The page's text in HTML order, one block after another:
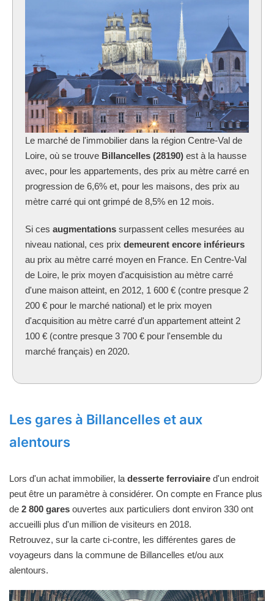
Le marché de l'immobilier dans la région Centre-Val de
Loire, où se trouve Billancelles (28190) est à la hausse
avec, pour les appartements, des prix au mètre carré en
progression de 6,6% et, pour les maisons, des prix au
mètre carré qui ont grimpé de 8,5% en 12 mois.
Si ces augmentations surpassent celles mesurées au
niveau national, ces prix demeurent encore inférieurs
au prix au mètre carré moyen en France. En Centre-Val
de Loire, le prix moyen d'acquisistion au mètre carré
d'une maison atteint, en 2012, 1 600 € (contre presque 2
200 € pour le marché national) et le prix moyen
d'acquisition au mètre carré d'un appartement atteint 2
100 € (contre presque 3 700 € pour l'ensemble du
marché français) en 2020.
Les gares à Billancelles et aux
alentours
Lors d'un achat immobilier, la desserte ferroviaire d'un endroit
peut être un paramètre à considérer. On compte en France plus
de 2 800 gares ouvertes aux particuliers dont environ 330 ont
accueilli plus d'un million de visiteurs en 2018.
Retrouvez, sur la carte ci-contre, les différentes gares de
voyageurs dans la commune de Billancelles et/ou aux
alentours.